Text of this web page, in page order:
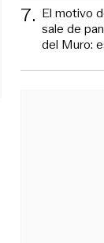
7. El motivo
sale de
del Muro: